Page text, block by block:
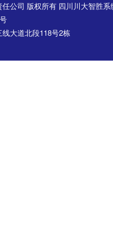
公司 版权所有 四川川大智胜
大道北段118号2栋